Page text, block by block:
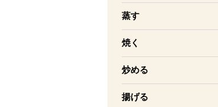
蒸す
焼く
炒める
揚げる